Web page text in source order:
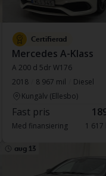
Certifierad
Mercedes A-Klass
A 200 d 5dr W176
2018
8 967 mil
Diesel
Kungälv (Ellesbo)
Fast pris
Med finansiering 1
aug 13